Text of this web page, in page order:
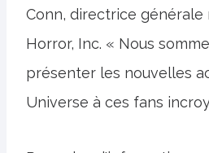
Conn, directrice générale
Horror, Inc. « Nous
présenter les nouvelles
Universe à ces fans